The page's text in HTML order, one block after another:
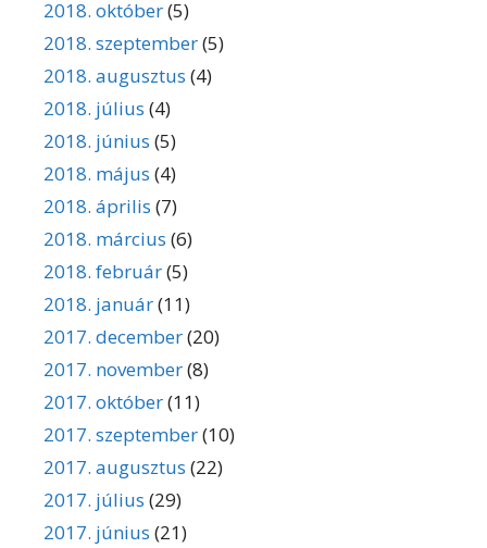
2018. október(5)
2018. szeptember(5)
2018. augusztus (4)
2018. július (4)
2018. június (5)
2018. május (4)
2018. április (7)
2018. március (6)
2018. február(5)
2018. január(11)
2017. december(20)
2017. november(8)
2017. október(11)
2017. szeptember(10)
2017. augusztus (22)
2017. július (29)
2017. június (21)